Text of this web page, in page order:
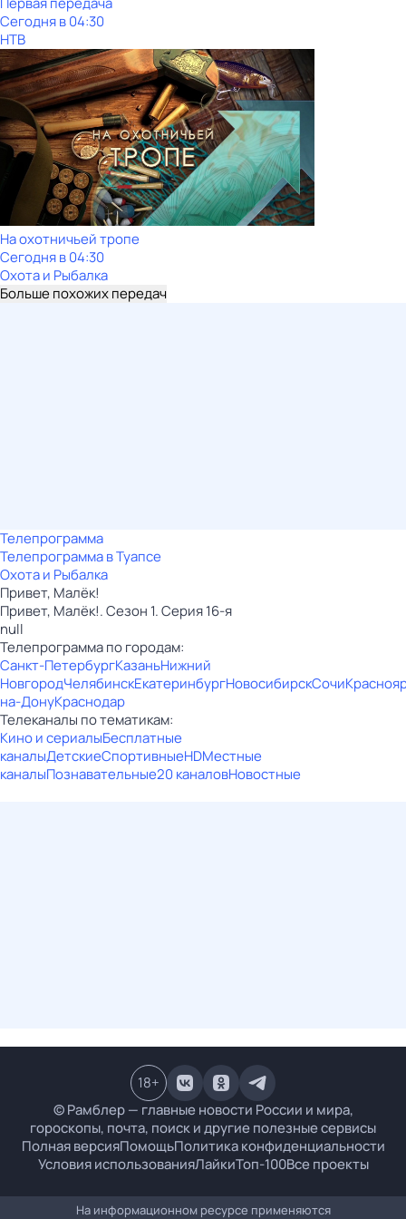
Сегодня в 04:30
НТВ
На охотничьей тропе
Сегодня в 04:30
Охота и Рыбалка
Больше похожих передач
Телепрограмма
Телепрограмма в Туапсе
Охота и Рыбалка
Привет, Малёк!
Привет, Малёк!. Сезон 1. Серия 16-я
null
Телепрограмма по городам:
Санкт-ПетербургКазаньНижний
НовгородЧелябинскЕкатеринбургНовосибирскСочи
на-ДонуКраснодар
Телеканалы по тематикам:
Кино и сериалыБесплатные
каналыДетскиеСпортивныеHDМестные
каналыПознавательные20 каналовНовостные
© Рамблер — главные новости России и мира,
гороскопы, почта, поиск и другие полезные сервисы
Полная версияПомощьПолитика конфиденциальности
Условия использованияЛайкиТоп-100Все проекты
18+
На информационном ресурсе применяются